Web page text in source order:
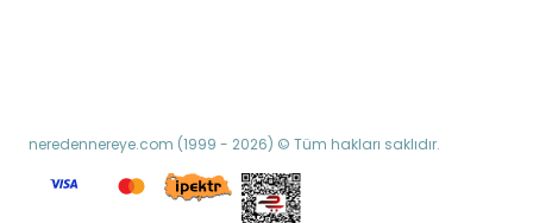
neredennereye.com (1999 - 2026) © Tüm hakları saklıdır.